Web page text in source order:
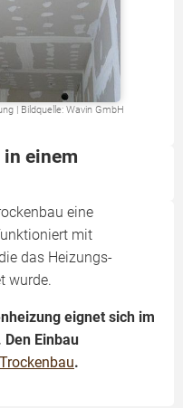
| Bildquelle: Wavin GmbH
einem
eine
mit
das Heizungs-
wurde.
eignet sich im
Den Einbau
.